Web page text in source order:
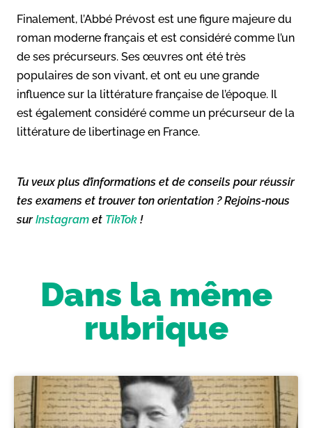
Finalement, l’Abbé Prévost est une figure majeure du
roman moderne français et est considéré comme l’un
de ses précurseurs. Ses œuvres ont été très
populaires de son vivant, et ont eu une grande
influence sur la littérature française de l’époque. Il
est également considéré comme un précurseur de la
littérature de libertinage en France.
Tu veux plus d’informations et de conseils pour réussir
tes examens et trouver ton orientation ? Rejoins-nous
surInstagram et TikTok !
Dans la même
rubrique